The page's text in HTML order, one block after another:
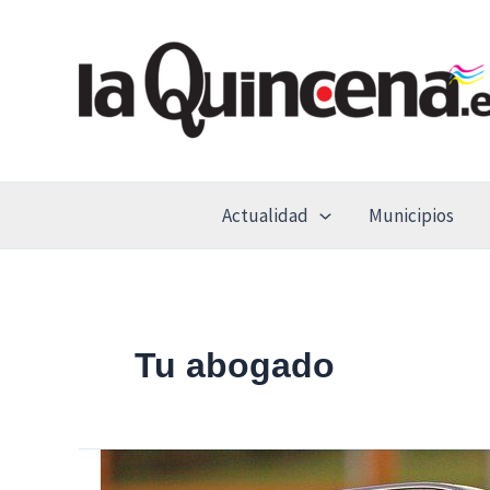
Actualidad Municipios
Tu abogado